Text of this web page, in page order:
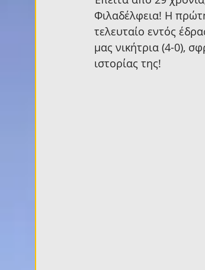
Φιλαδέλφεια! Η
τελευταίο εντός
μας νικήτρια (4-0),
ιστορίας της!